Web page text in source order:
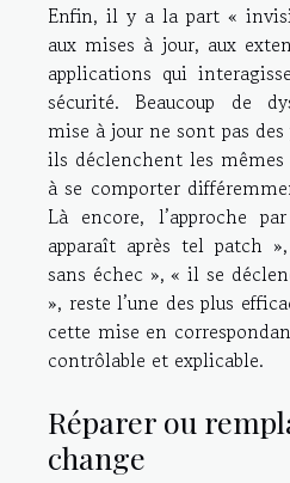
Enfin, il y a la part «
aux mises à jour, aux
applications qui
sécurité. Beaucoup de
mise à jour ne sont pas
ils déclenchent les
à se comporter
Là encore, l’approche
apparaît après tel patch
sans échec », « il se
», reste l’une des plus
cette mise en
contrôlable et explicable.
Réparer ou
change